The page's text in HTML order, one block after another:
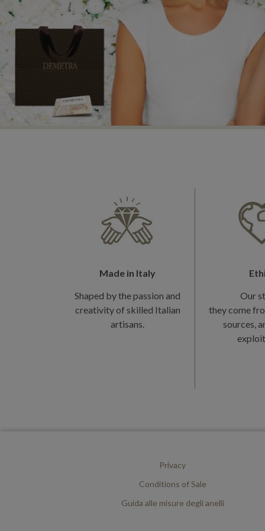
Made in Italy
Shaped by the passion and
creativity of skilled Italian
artisans.
Our
they come
sources,
Privacy
Conditions of Sale
Guida alle misure degli anelli